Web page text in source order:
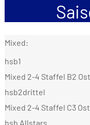
Mixed:
hsb1
Mixed 2-4 Staffel B2 Ost
hsb2drittel
Mixed 2-4 Staffel C3 Ost
hsb Allstars